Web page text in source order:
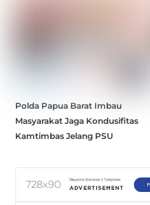
Polda Papua Barat Imbau
Masyarakat Jaga Kondusifitas
Kamtimbas Jelang PSU